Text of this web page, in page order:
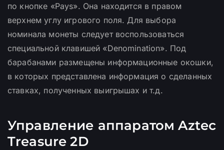
по кнопке «Pays». Она находится в правом
верхнем углу игрового поля. Для выбора
номинала монеты следует воспользоваться
специальной клавишей «Denomination». Под
барабанами размещены информационные окошки,
в которых представлена информация о сделанных
ставках, полученных выигрышах и т.д.
Управление аппаратом Aztec
Treasure 2D